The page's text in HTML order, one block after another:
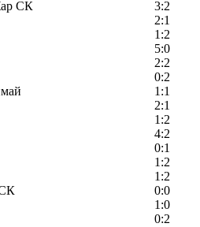
СК
3:2
2:1
1:2
5:0
2:2
0:2
1:1
2:1
1:2
4:2
0:1
1:2
1:2
0:0
1:0
0:2